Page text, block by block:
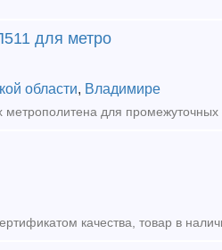
для метро
области, Владимире